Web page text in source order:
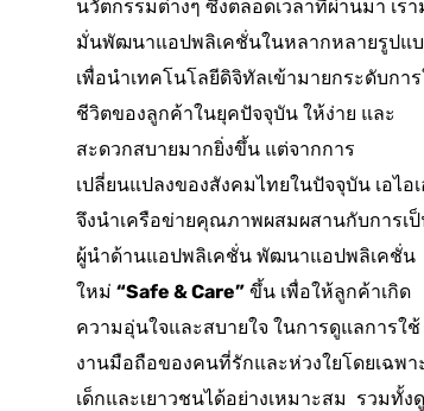
นวัตกรรมต่างๆ ซึ่งตลอดเวลาที่ผ่านมา เรา
มั่นพัฒนาแอปพลิเคชั่นในหลากหลายรูปแ
เพื่อนำเทคโนโลยีดิจิทัลเข้ามายกระดับกา
ชีวิตของลูกค้าในยุคปัจจุบัน ให้ง่าย และ
สะดวกสบายมากยิ่งขึ้น แต่จากการ
เปลี่ยนแปลงของสังคมไทยในปัจจุบัน เอไอ
จึงนำเครือข่ายคุณภาพผสมผสานกับการเ
ผู้นำด้านแอปพลิเคชั่น พัฒนาแอปพลิเคชั่น
ใหม่ “Safe & Care”ขึ้น เพื่อให้ลูกค้าเกิด
ความอุ่นใจและสบายใจ ในการดูแลการใช้
งานมือถือของคนที่รักและห่วงใยโดยเฉพา
เด็กและเยาวชนได้อย่างเหมาะสม รวมทั้ง